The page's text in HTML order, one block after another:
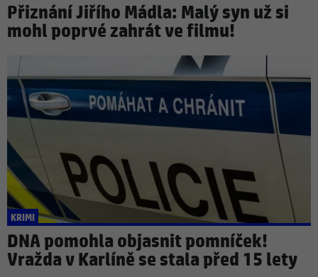
Přiznání Jiřího Mádla: Malý syn už si
mohl poprvé zahrát ve filmu!
KRIMI
DNA pomohla objasnit pomníček!
Vražda v Karlíně se stala před 15 lety